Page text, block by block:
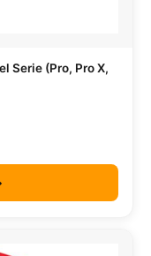
Serie (Pro, Pro X,